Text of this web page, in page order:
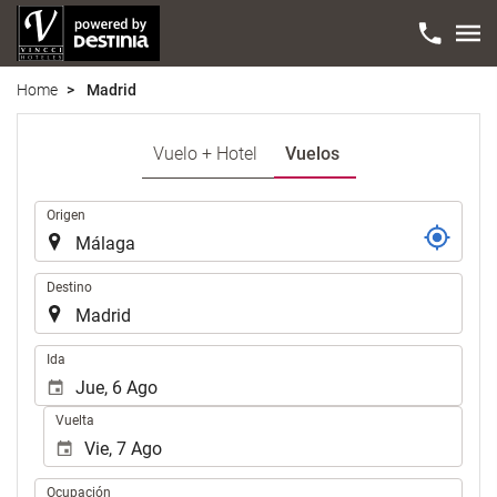
Home Madrid
Vuelo + Hotel Vuelos
Trayecto
Origen
Destino
Introduzca
las
fechas
inicio
Ida
Vuelta
Ocupación
Ocupación